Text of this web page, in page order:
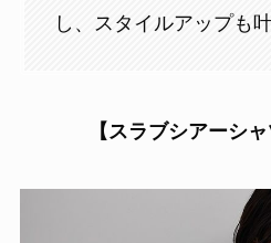
し、スタイルアップも
【スラブシアーシ